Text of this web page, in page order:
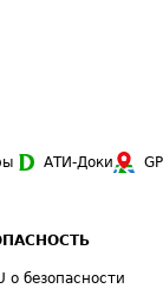
АТИ-Доки
о безопасности